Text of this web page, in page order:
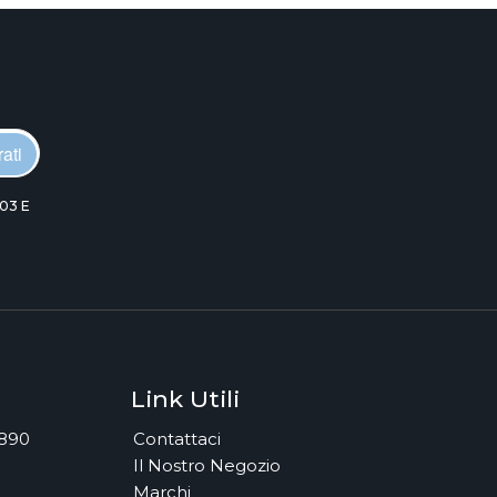
E
Link Utili
Contattaci
Il Nostro Negozio
Marchi